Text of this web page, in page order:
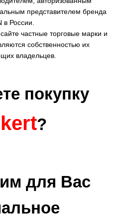
представителем бренда
России.
частные торговые марки и
собственностью их
владельцев.
покупку
?
для Вас